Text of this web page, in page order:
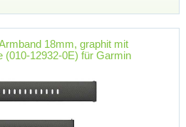
18mm, graphit mit
(010-12932-0E) für Garmin